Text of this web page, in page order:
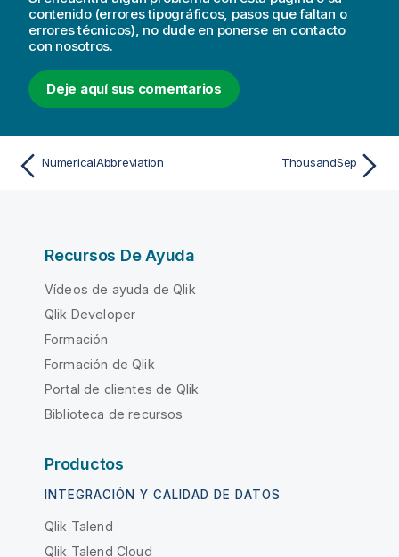
contenido (errores tipográficos, pasos que faltan o
errores técnicos), no dude en ponerse en contacto
con nosotros.
Deje aquí sus comentarios
NumericalAbbreviation ThousandSep
Recursos De Ayuda
Vídeos de ayuda de Qlik
Qlik Developer
Formación
Formación de Qlik
Portal de clientes de Qlik
Biblioteca de recursos
Productos
INTEGRACIÓN Y CALIDAD DE DATOS
Qlik Talend
Qlik Talend Cloud